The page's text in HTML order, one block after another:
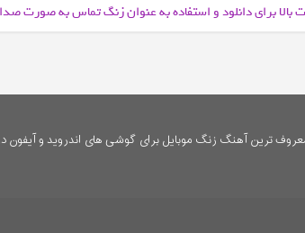
بالا برای دانلود و استفاده به عنوان زنگ تماس به صورت
ترین آهنگ زنگ موبایل برای گوشی های اندروید و